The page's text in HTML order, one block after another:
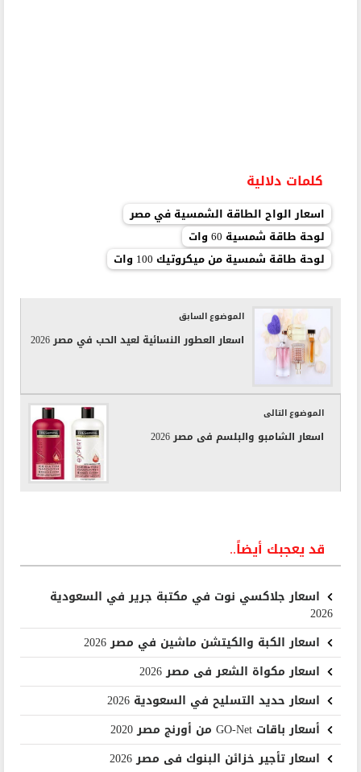
كلمات دلالية
اسعار الواح الطاقة الشمسية في مصر
لوحة طاقة شمسية 60 وات
لوحة طاقة شمسية من ميكروتيك 100 وات
الموضوع السابق
اسعار العطور النسائية لعيد الحب في مصر 2026
الموضوع التالى
اسعار الشامبو والبلسم فى مصر 2026
قد يعجبك أيضاً..
اسعار جلاكسي نوت في مكتبة جرير في السعودية
2026
اسعار الكبة والكيتشن ماشين في مصر 2026
اسعار مكواة الشعر فى مصر 2026
اسعار حديد التسليح في السعودية 2026
أسعار باقات GO-Net من أورنج مصر 2020